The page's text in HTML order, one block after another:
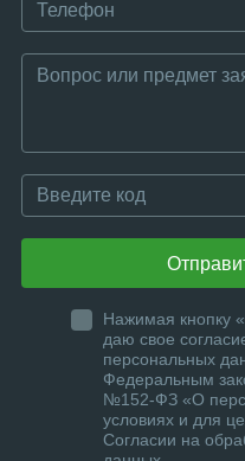
Нажимая кнопку
даю свое
персональных
Федеральным
№152-ФЗ «О
условиях и для
Согласии на